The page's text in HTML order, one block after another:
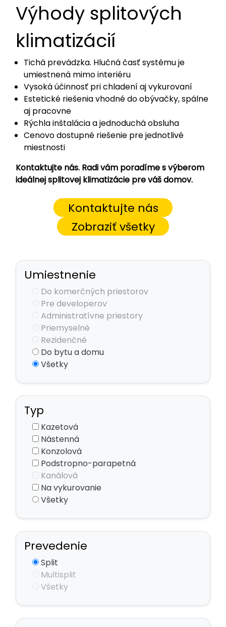
Výhody splitových
klimatizácií
Tichá prevádzka. Hlučná časť systému je
umiestnená mimo interiéru
Vysoká účinnosť pri chladení aj vykurovaní
Estetické riešenia vhodné do obývačky, spálne
aj pracovne
Rýchla inštalácia a jednoduchá obsluha
Cenovo dostupné riešenie pre jednotlivé
miestnosti
Kontaktujte nás. Radi vám poradíme s výberom
ideálnej splitovej klimatizácie pre váš domov.
Kontaktujte nás
Zobraziť všetky
Umiestnenie
Do komerčných priestorov
Pre developerov
Administratívne priestory
Priemyselné
Rezidenčné
Do bytu a domu
Všetky
Typ
Kazetová
Nástenná
Konzolová
Podstropno-parapetná
Kanálová
Na vykurovanie
Všetky
Prevedenie
Split
Multisplit
Všetky